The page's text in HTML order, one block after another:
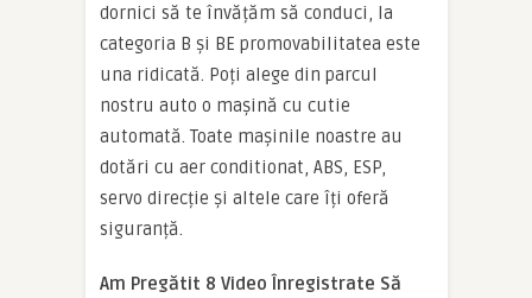
dornici să te învățăm să conduci, la
categoria B și BE promovabilitatea este
una ridicată. Poți alege din parcul
nostru auto o mașină cu cutie
automată. Toate mașinile noastre au
dotări cu aer conditionat, ABS, ESP,
servo direcție și altele care îți oferă
siguranță.
Am Pregătit 8 Video Înregistrate Să